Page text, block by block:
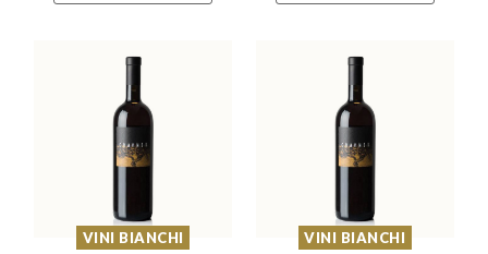
VINI BIANCHI VINI BIANCHI